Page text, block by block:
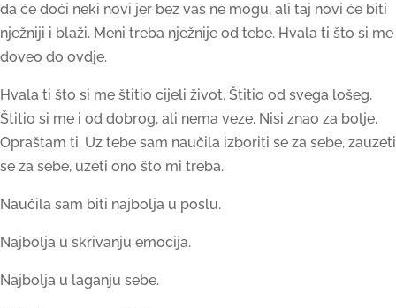
da će doći neki novi jer bez vas ne mogu, ali taj novi će biti
nježniji i blaži. Meni treba nježnije od tebe. Hvala ti što si me
doveo do ovdje.
Hvala ti što si me štitio cijeli život. Štitio od svega lošeg.
Štitio si me i od dobrog, ali nema veze. Nisi znao za bolje.
Opraštam ti. Uz tebe sam naučila izboriti se za sebe, zauzeti
se za sebe, uzeti ono što mi treba.
Naučila sam biti najbolja u poslu.
Najbolja u skrivanju emocija.
Najbolja u laganju sebe.